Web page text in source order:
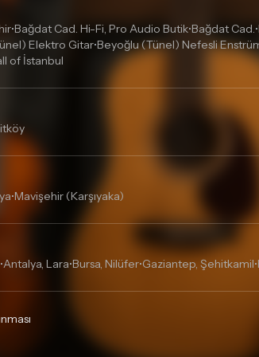
•Bağdat Cad. Hi-Fi, Pro Audio Butik•Bağdat Cad.•
Elektro Gitar•Beyoğlu (Tünel) Nefesli
of İstanbul
•Mavişehir (Karşıyaka)
•Antalya, Lara•Bursa, Nilüfer•Gaziantep, Şehitkamil•